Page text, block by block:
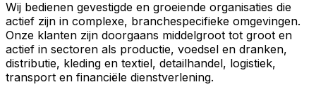
Wij bedienen gevestigde en groeiende organisaties die
actief zijn in complexe, branchespecifieke omgevingen.
Onze klanten zijn doorgaans middelgroot tot groot en
actief in sectoren als productie, voedsel en dranken,
distributie, kleding en textiel, detailhandel, logistiek,
transport en financiële dienstverlening.